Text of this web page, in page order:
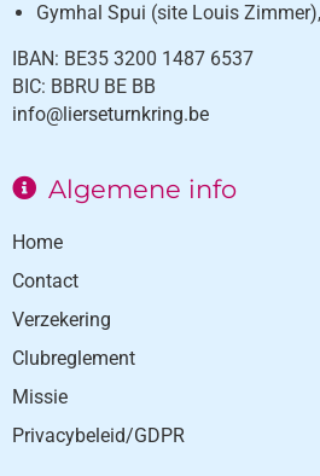
Gymhal Spui (site Louis
IBAN: BE35 3200 1487 6537
BIC: BBRU BE BB
info@lierseturnkring.be
Algemene info
Home
Contact
Verzekering
Clubreglement
Missie
Privacybeleid/GDPR